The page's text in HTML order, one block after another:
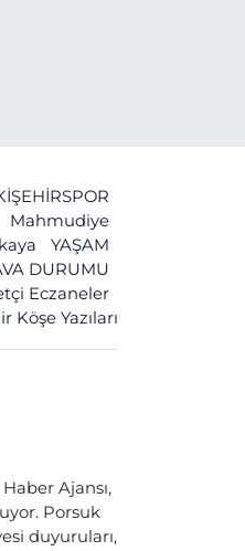
Mahmudiye
YAŞAM
DURUMU
Eczaneler
Köşe Yazıları
Ajansı,
Porsuk
duyuruları,